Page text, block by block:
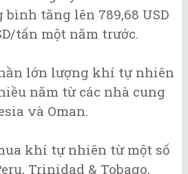
tăng lên 789,68 USD
tấn một năm trước.
lớn lượng khí tự nhiên
năm từ các nhà cung
và Oman.
khí tự nhiên từ một số
Trinidad & Tobago,